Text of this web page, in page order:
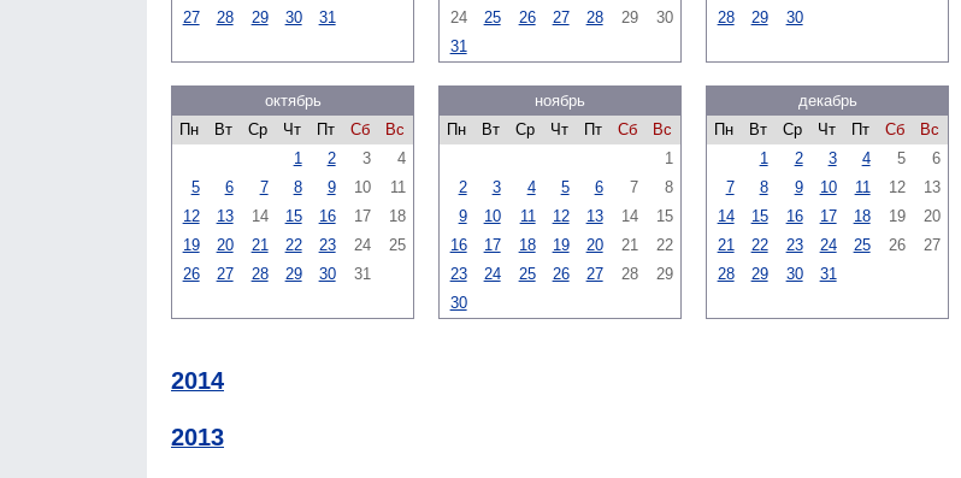
27
28 29 30 31
24
25 26 27 28 29
30
31
28
29 30
октябрь
Пн
Вт Ср Чт Пт Сб
Вс
1
2 3
4
5
6 7 8 9 10
11
12
13 14 15 16 17
18
19
20 21 22 23 24
25
26
27 28 29 30 31
ноябрь
Пн
Вт Ср Чт Пт Сб
Вс
1
2
3 4 5 6 7
8
9
10 11 12 13 14
15
16
17 18 19 20 21
22
23
24 25 26 27 28
29
30
декабрь
Пн
Вт Ср Чт Пт Сб
Вс
1
2 3 4 5
6
7
8 9 10 11 12
13
14
15 16 17 18 19
20
21
22 23 24 25 26
27
28
29 30 31
2014
2013